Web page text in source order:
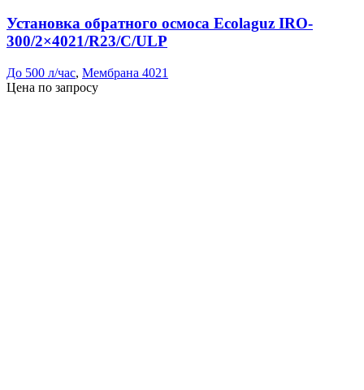
Установка обратного осмоса Ecolaguz IRO-
300/2×4021/R23/C/ULP
До 500 л/час, Мембрана 4021
Цена по запросу